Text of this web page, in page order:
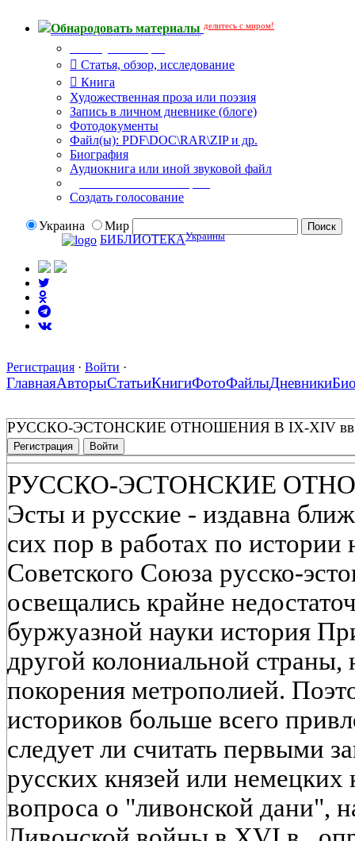
Обнародовать материалы делитесь с миром!
Статья, обзор, исследование
Книга
Художественная проза или поэзия
Запись в личном дневнике (блоге)
Фотодокументы
Файл(ы): PDF\DOC\RAR\ZIP и др.
Биография
Аудиокнига или иной звуковой файл
Создать голосование
Украина
Мир
БИБЛИОТЕКАУкраины
Регистрация · Войти ·
ГлавнаяАвторыСтатьиКнигиФотоФайлыДневники
РУССКО-ЭСТОНСКИЕ ОТНОШЕНИЯ В IX-XIV
Регистрация Войти
РУССКО-ЭСТОНСКИЕ
Эсты и русские - издавна
сих пор в работах по
Советского Союза русско-
освещались крайне
буржуазной науки история
другой колониальной страны,
покорения метрополией.
историков больше всего
следует ли считать первыми
русских князей или
вопроса о "ливонской дани",